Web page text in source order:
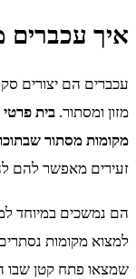
איך עכברים
עכברים הם יצורים
מזון ומסתור. בית
מקומות מסתור
זעירים מאפשר להם
הם נמשכים במיוחד
למצוא מקומות נסתרים
שמצאו פתח קטן שבו